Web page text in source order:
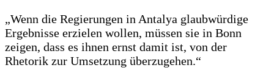
„Wenn die Regierungen in Antalya glaubwürdige
Ergebnisse erzielen wollen, müssen sie in Bonn
zeigen, dass es ihnen ernst damit ist, von der
Rhetorik zur Umsetzung überzugehen.“